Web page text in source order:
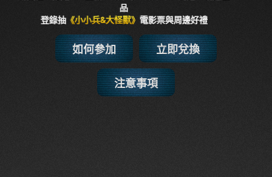
品
登錄抽《小小兵&大怪獸》 電影票與周邊好禮
品
登錄抽 《小小兵&大怪獸》電影票與周邊好禮
如何參加 立即兌換
注意事項